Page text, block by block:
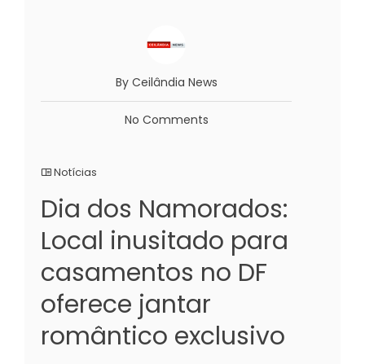
By Ceilândia News
No Comments
Notícias
Dia dos Namorados:
Local inusitado para
casamentos no DF
oferece jantar
romântico exclusivo